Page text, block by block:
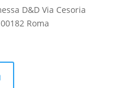
D&D Via Cesoria
Roma